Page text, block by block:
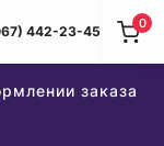
442-23-45
заказа
0